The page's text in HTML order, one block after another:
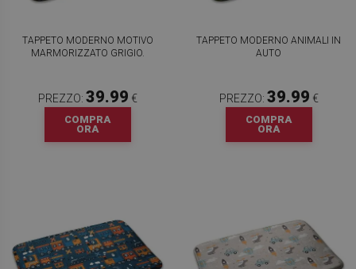
TAPPETO MODERNO MOTIVO
MARMORIZZATO GRIGIO.
PREZZO: 39.99 €
COMPRA
ORA
TAPPETO MODERNO ANIMALI IN
AUTO
PREZZO: 39.99 €
COMPRA
ORA